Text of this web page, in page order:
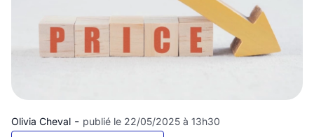
Olivia Cheval - publié le 22/05/2025 à 13h30